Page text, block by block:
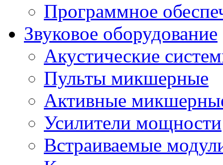
Программное
Звуковое оборудование
Акустические
Пульты микшерные
Активные
Усилители мощности
Встраиваемые